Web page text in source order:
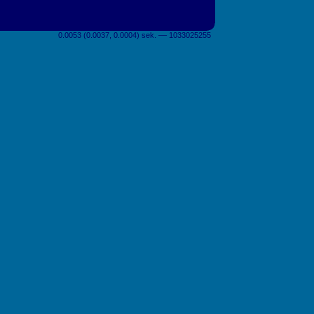
0.0053 (0.0037, 0.0004) sek. –– 1033025255